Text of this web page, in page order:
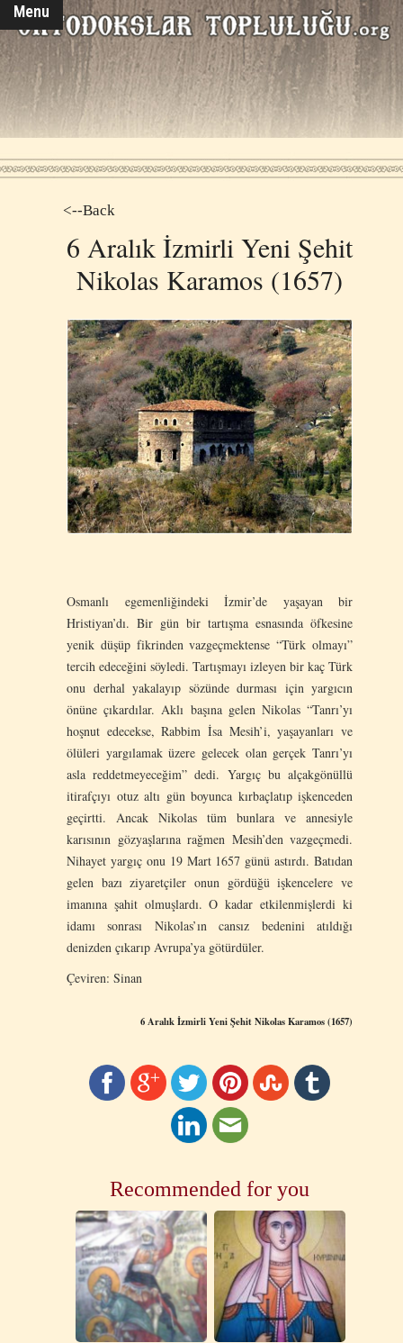
Menu
<--Back
6 Aralık İzmirli Yeni Şehit
Nikolas Karamos (1657)
Osmanlı egemenliğindeki İzmir’de yaşayan bir
Hristiyan’dı. Bir gün bir tartışma esnasında öfkesine
yenik düşüp fikrinden vazgeçmektense “Türk olmayı”
tercih edeceğini söyledi. Tartışmayı izleyen bir kaç Türk
onu derhal yakalayıp sözünde durması için yargıcın
önüne çıkardılar. Aklı başına gelen Nikolas “Tanrı’yı
hoşnut edecekse, Rabbim İsa Mesih’i, yaşayanları ve
ölüleri yargılamak üzere gelecek olan gerçek Tanrı’yı
asla reddetmeyeceğim” dedi. Yargıç bu alçakgönüllü
itirafçıyı otuz altı gün boyunca kırbaçlatıp işkenceden
geçirtti. Ancak Nikolas tüm bunlara ve annesiyle
karısının gözyaşlarına rağmen Mesih’den vazgeçmedi.
Nihayet yargıç onu 19 Mart 1657 günü astırdı. Batıdan
gelen bazı ziyaretçiler onun gördüğü işkencelere ve
imanına şahit olmuşlardı. O kadar etkilenmişlerdi ki
idamı sonrası Nikolas’ın cansız bedenini atıldığı
denizden çıkarıp Avrupa’ya götürdüler.
Çeviren: Sinan
6 Aralık İzmirli Yeni Şehit Nikolas Karamos (1657)
Recommended for you